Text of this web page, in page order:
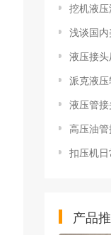
挖机液压油
浅谈国内美制过
液压接头
派克液压软管
液压管接头的外
高压油管接
扣压机日常保
产品